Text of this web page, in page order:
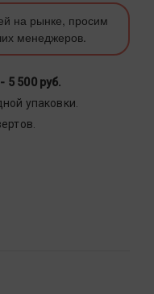
на рынке, просим
менеджеров.
5 500 руб.
упаковки.